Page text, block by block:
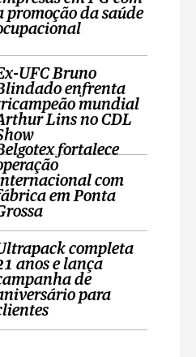
promoção da saúde
UFC Bruno
enfrenta
mundial
Lins no CDL
fortalece
com
em Ponta
completa
anos e lança
de
para